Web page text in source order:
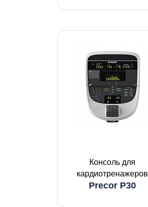
Консоль для
кардиотренажеров
Precor P30